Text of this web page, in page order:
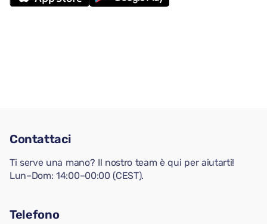
Contattaci
Ti serve una mano? Il nostro team è qui per aiutarti!
Lun–Dom: 14:00–00:00 (CEST).
Telefono